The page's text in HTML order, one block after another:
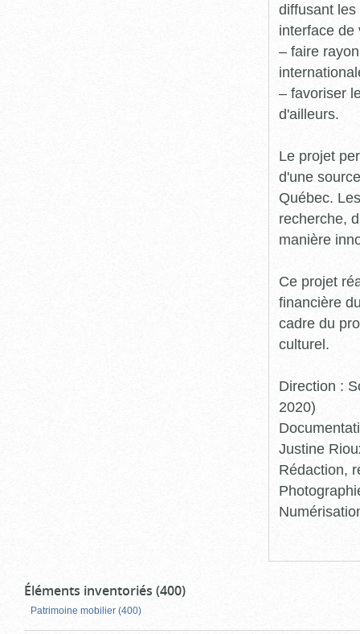
diffusant
interface de
– faire
– favoriser
d'ailleurs.
Le projet
d'une
Québec.
recherche,
manière
Ce projet
financière
cadre du
culturel.
Direction :
2020)
Justine
Rédaction,
Éléments inventoriés (400)
Patrimoine mobilier (400)